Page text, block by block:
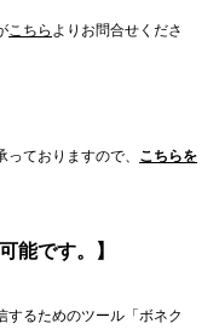
こちら よりお問合せくださ
ておりますので、 こちらを
能です。】
するためのツール「ボネク